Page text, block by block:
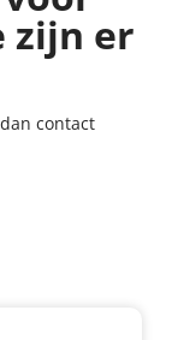
zijn er
contact